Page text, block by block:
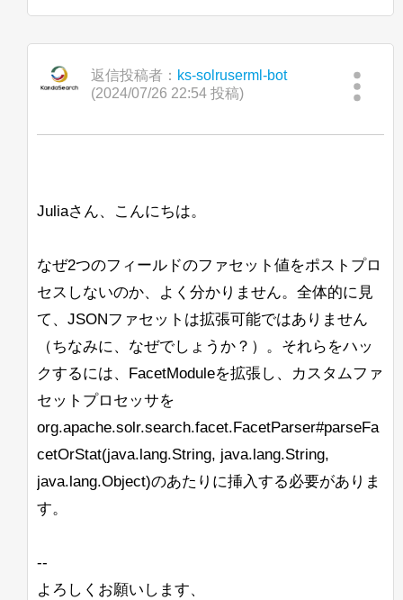
れない可能性があると思われます。
し、先にお礼を申し上げます。
Lisa
返信投稿者： ks-solruserml-bot
(2024/07/26 22:54 投稿)
Juliaさん、こんにちは。
なぜ2つのフィールドのファセット値をポストプロ
セスしないのか、よく分かりません。全体的に見
て、JSONファセットは拡張可能ではありません
（ちなみに、なぜでしょうか？）。それらをハッ
クするには、FacetModuleを拡張し、カスタムファ
セットプロセッサを
org.apache.solr.search.facet.FacetParser#parseFa
cetOrStat(java.lang.String, java.lang.String,
java.lang.Object)のあたりに挿入する必要がありま
す。
--
よろしくお願いします、